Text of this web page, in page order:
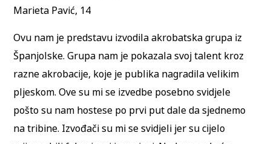
Marieta Pavić, 14
Ovu nam je predstavu izvodila akrobatska grupa iz
Španjolske. Grupa nam je pokazala svoj talent kroz
razne akrobacije, koje je publika nagradila velikim
pljeskom. Ove su mi se izvedbe posebno svidjele
pošto su nam hostese po prvi put dale da sjednemo
na tribine. Izvođači su mi se svidjeli jer su cijelo